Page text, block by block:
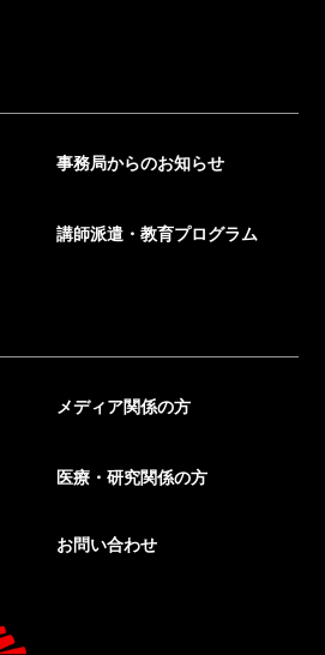
事務局からのお知らせ
講師派遣・教育プログラム
メディア関係の方
医療・研究関係の方
お問い合わせ